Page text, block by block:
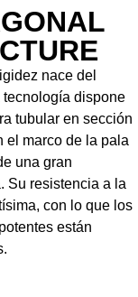
nace del
tecnología dispone
tubular en sección
el marco de la pala
una gran
Su resistencia a la
con lo que los
están